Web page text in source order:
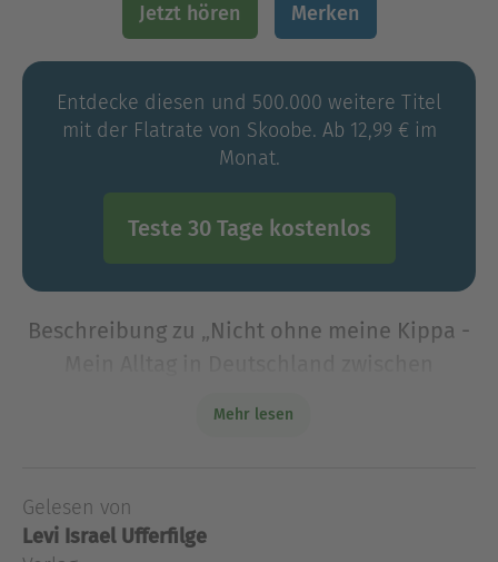
Jetzt hören Merken
Entdecke diesen und 500.000 weitere Titel
mit der Flatrate von Skoobe. Ab 12,99 € im
Monat.
Teste 30 Tage kostenlos
Beschreibung zu „Nicht ohne meine Kippa -
Stück Stoff auf dem Kopf seinen Alltag. Doch das
Sichtbarsein als Jude bleibt nicht ohne Folgen:
Antisemiti
Mehr lesen
Gelesen von
Levi Israel Ufferfilge